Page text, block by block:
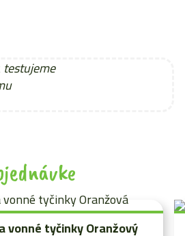
testujeme
vonné tyčinky Oranžový